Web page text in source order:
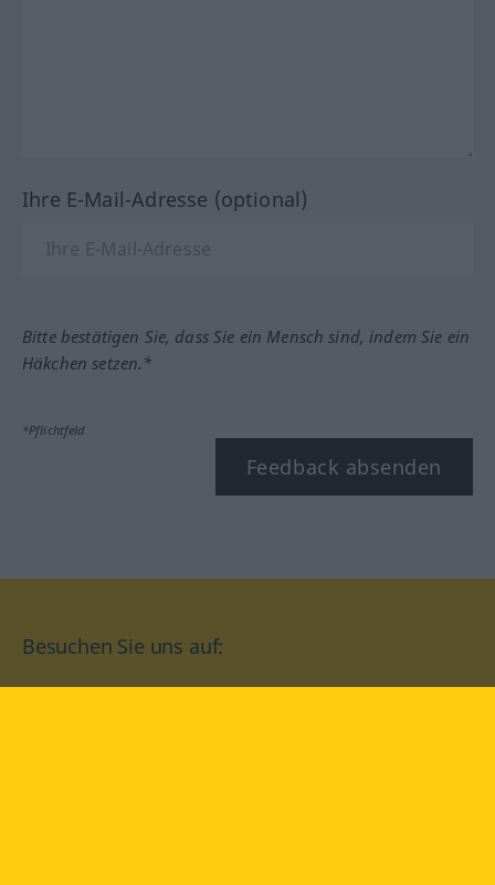
Ihre E-Mail-Adresse (optional)
Bitte bestätigen Sie, dass Sie ein Mensch sind, indem Sie ein
Häkchen setzen.*
*Pflichtfeld
Feedback absenden
Besuchen Sie uns auf: